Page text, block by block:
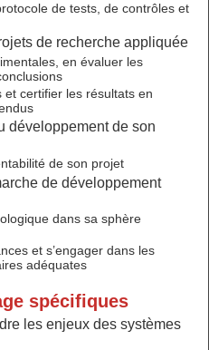
de tests, de contrôles et
de recherche appliquée
en évaluer les
certifier les résultats en
développement de son
de son projet
de développement
dans sa sphère
et s’engager dans les
adéquates
spécifiques
les enjeux des systèmes